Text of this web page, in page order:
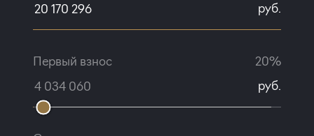
руб.
Первый взнос
20%
руб.